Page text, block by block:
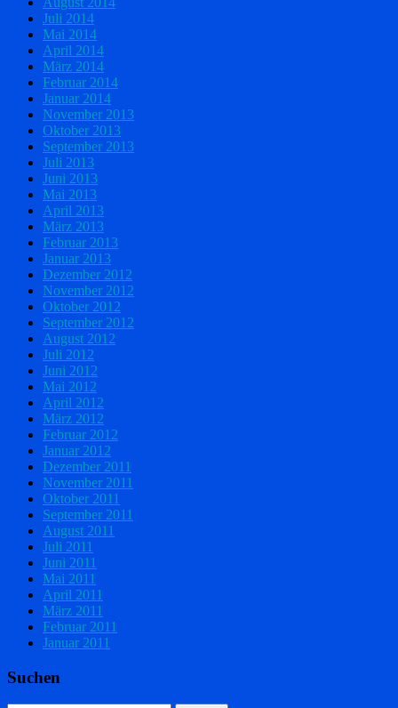
Juli 2014
Mai 2014
April 2014
März 2014
Februar 2014
Januar 2014
November 2013
Oktober 2013
September 2013
Juli 2013
Juni 2013
Mai 2013
April 2013
März 2013
Februar 2013
Januar 2013
Dezember 2012
November 2012
Oktober 2012
September 2012
August 2012
Juli 2012
Juni 2012
Mai 2012
April 2012
März 2012
Februar 2012
Januar 2012
Dezember 2011
November 2011
Oktober 2011
September 2011
August 2011
Juli 2011
Juni 2011
Mai 2011
April 2011
März 2011
Februar 2011
Januar 2011
Suchen